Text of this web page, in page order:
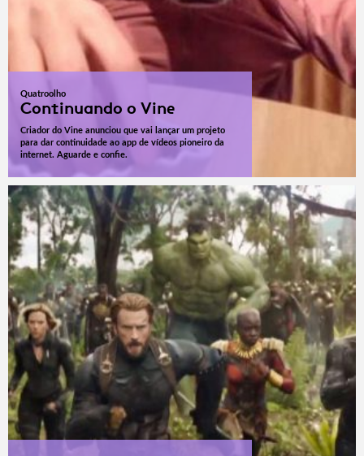
Quatroolho
Continuando o Vine
Criador do Vine anunciou que vai lançar um projeto
para dar continuidade ao app de vídeos pioneiro da
internet. Aguarde e confie.